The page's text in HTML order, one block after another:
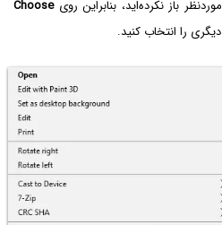
باز نکرده‌اید، بنابراین رویChoose
را انتخاب کنید.